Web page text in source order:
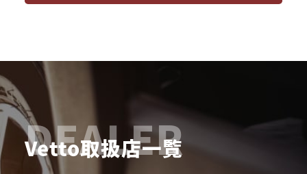
DEALER
Vetto取扱店一覧